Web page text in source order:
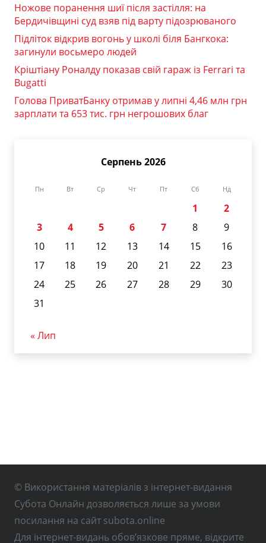
Ножове поранення шиї після застілля: на
Бердичівщині суд взяв під варту підозрюваного
Підліток відкрив вогонь у школі біля Бангкока:
загинули восьмеро людей
Кріштіану Роналду показав свій гараж із Ferrari та
Bugatti
Голова ПриватБанку отримав у липні 4,46 млн грн
зарплати та 653 тис. грн негрошових благ
Серпень 2026
Пн Вт Ср Чт Пт Сб Нд
1
2
3
4 5 6 7 8
9
10
11 12 13 14 15
16
17
18 19 20 21 22
23
24
25 26 27 28 29
30
31
« Лип
© Використання матеріалів з інтернет-видання
Субота Онлайн дозволяється лише за умови
посилання на сайт subota.online
Для інтернет-видань обов’язкове пряме, відкрите